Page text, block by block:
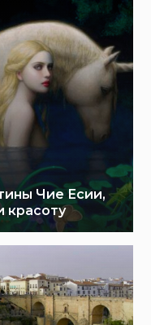
Чие Есии,
красоту